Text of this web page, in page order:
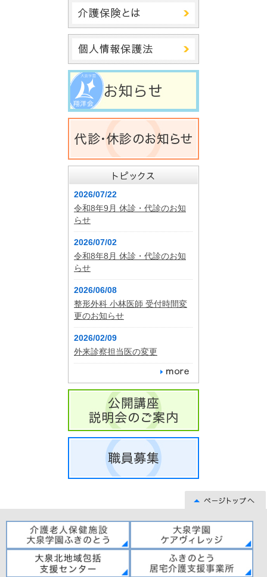
2026/07/22
令和8年9月 休診・代診のお知
らせ
2026/07/02
令和8年8月 休診・代診のお知
らせ
2026/06/08
整形外科 小林医師 受付時間変
更のお知らせ
2026/02/09
外来診察担当医の変更